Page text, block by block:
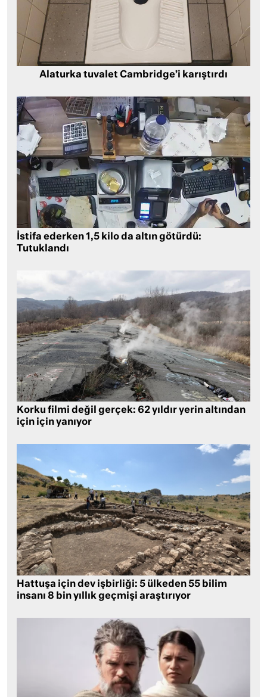
Alaturka tuvalet Cambridge’i karıştırdı
İstifa ederken 1,5 kilo da altın götürdü:
Tutuklandı
Korku filmi değil gerçek: 62 yıldır yerin altından
için için yanıyor
Hattuşa için dev işbirliği: 5 ülkeden 55 bilim
insanı 8 bin yıllık geçmişi araştırıyor